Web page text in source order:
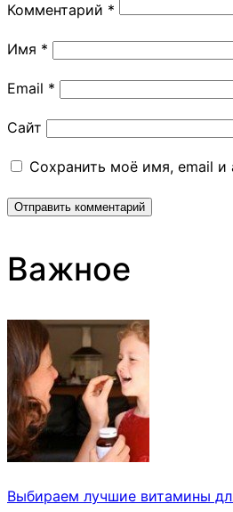
Комментарий *
Имя *
Email *
Сайт
Сохранить моё имя, email
Важное
Выбираем лучшие витамины